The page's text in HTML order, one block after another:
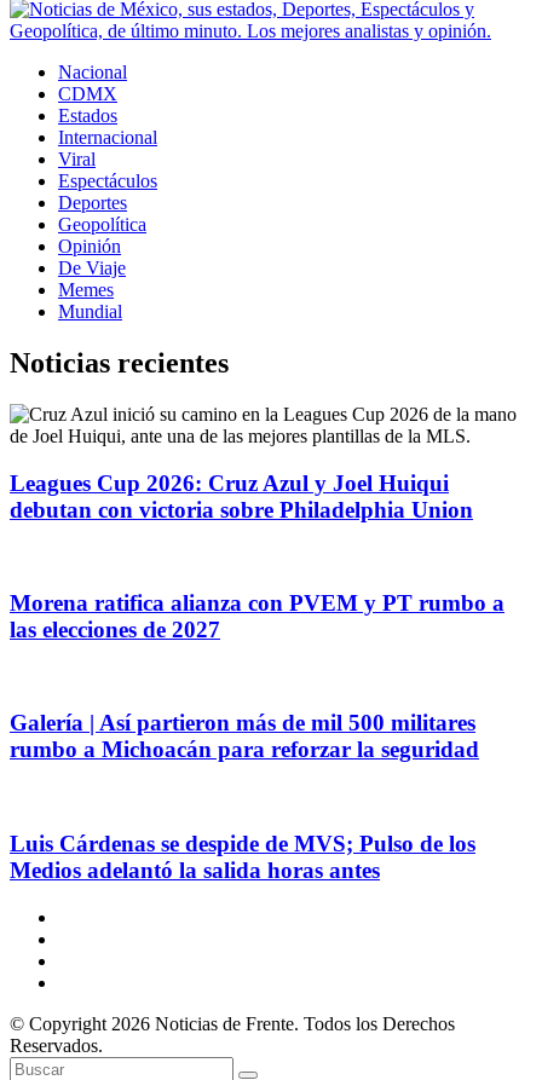
Nacional
CDMX
Estados
Internacional
Viral
Espectáculos
Deportes
Geopolítica
Opinión
De Viaje
Memes
Mundial
Noticias recientes
Leagues Cup 2026: Cruz Azul y Joel Huiqui
debutan con victoria sobre Philadelphia Union
Morena ratifica alianza con PVEM y PT rumbo a
las elecciones de 2027
Galería | Así partieron más de mil 500 militares
rumbo a Michoacán para reforzar la seguridad
Luis Cárdenas se despide de MVS; Pulso de los
Medios adelantó la salida horas antes
© Copyright 2026 Noticias de Frente. Todos los Derechos
Reservados.